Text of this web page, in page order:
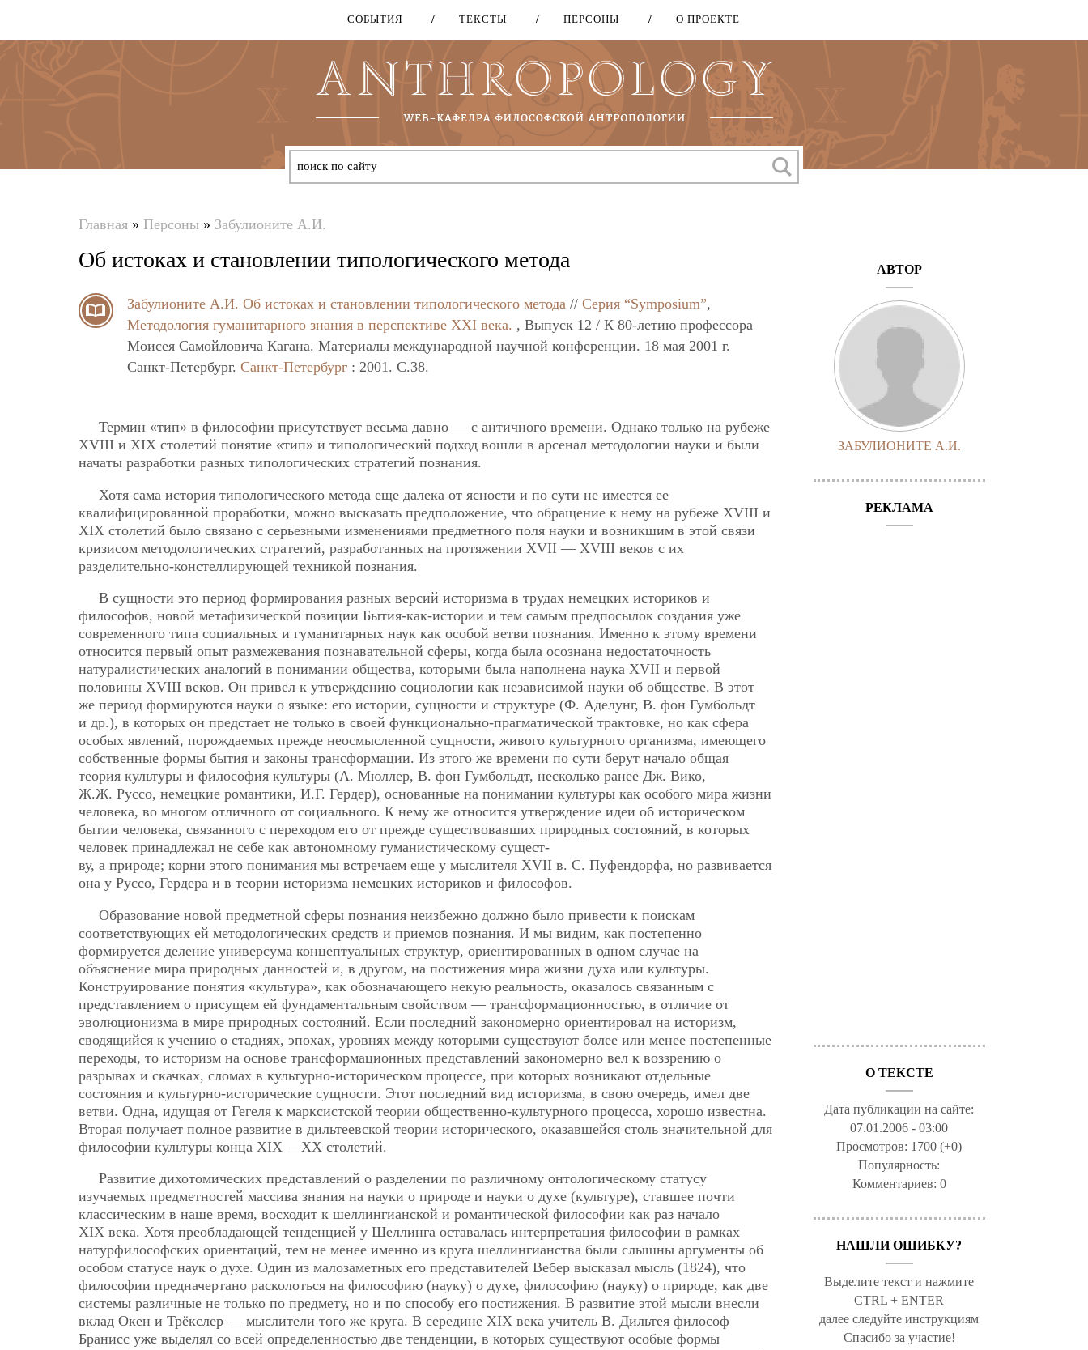
Перейти
основному
содержанию
СОБЫТИЯ ТЕКСТЫ ПЕРСОНЫ О ПРОЕКТЕ
здесь
Главная » Персоны » Забулионите А.И.
Об истоках и становлении типологического метода
Забулионите А.И. Об истоках и становлении типологического метода // Серия “Symposium”,
Методология гуманитарного знания в перспективе XXI века. , Выпуск 12 / К 80-летию профессора
Моисея Самойловича Кагана. Материалы международной научной конференции. 18 мая 2001 г.
Санкт-Петербург. Санкт-Петербург : 2001. C.38.
Термин «тип» в философии присутствует весьма давно — с античного времени. Однако только на рубеже
XVIII и XIX столетий понятие «тип» и типологический подход вошли в арсенал методологии науки и были
начаты разработки разных типологических стратегий познания.
Хотя сама история типологического метода еще далека от ясности и по сути не имеется ее
квалифицированной проработки, можно высказать предположение, что обращение к нему на рубеже XVIII и
XIX столетий было связано с серьезными изменениями предметного поля науки и возникшим в этой связи
кризисом методологических стратегий, разработанных на протяжении XVII — XVIII веков с их
разделительно-констеллирующей техникой познания.
В сущности это период формирования разных версий историзма в трудах немецких историков и
философов, новой метафизической позиции Бытия-как-истории и тем самым предпосылок создания уже
современного типа социальных и гуманитарных наук как особой ветви познания. Именно к этому времени
относится первый опыт размежевания познавательной сферы, когда была осознана недостаточность
натуралистических аналогий в понимании общества, которыми была наполнена наука XVII и первой
половины XVIII веков. Он привел к утверждению социологии как независимой науки об обществе. В этот
же период формируются науки о языке: его истории, сущности и структуре (Ф. Аделунг, В. фон Гумбольдт
и др.), в которых он предстает не только в своей функционально-прагматической трактовке, но как сфера
особых явлений, порождаемых прежде неосмысленной сущности, живого культурного организма, имеющего
собственные формы бытия и законы трансформации. Из этого же времени по сути берут начало общая
теория культуры и философия культуры (А. Мюллер, В. фон Гумбольдт, несколько ранее Дж. Вико,
Ж.Ж. Руссо, немецкие романтики, И.Г. Гердер), основанные на понимании культуры как особого мира жизни
человека, во многом отличного от социального. К нему же относится утверждение идеи об историческом
бытии человека, связанного с переходом его от прежде существовавших природных состояний, в которых
человек принадлежал не себе как автономному гуманистическому сущест-
ву, а природе; корни этого понимания мы встречаем еще у мыслителя XVII в. С. Пуфендорфа, но развивается
она у Руссо, Гердера и в теории историзма немецких историков и философов.
Образование новой предметной сферы познания неизбежно должно было привести к поискам
соответствующих ей методологических средств и приемов познания. И мы видим, как постепенно
формируется деление универсума концептуальных структур, ориентированных в одном случае на
объяснение мира природных данностей и, в другом, на постижения мира жизни духа или культуры.
Конструирование понятия «культура», как обозначающего некую реальность, оказалось связанным с
представлением о присущем ей фундаментальным свойством — трансформационностью, в отличие от
эволюционизма в мире природных состояний. Если последний закономерно ориентировал на историзм,
сводящийся к учению о стадиях, эпохах, уровнях между которыми существуют более или менее постепенные
переходы, то историзм на основе трансформационных представлений закономерно вел к воззрению о
разрывах и скачках, сломах в культурно-историческом процессе, при которых возникают отдельные
состояния и культурно-исторические сущности. Этот последний вид историзма, в свою очередь, имел две
ветви. Одна, идущая от Гегеля к марксистской теории общественно-культурного процесса, хорошо известна.
Вторая получает полное развитие в дильтеевской теории исторического, оказавшейся столь значительной для
философии культуры конца XIX —XX столетий.
Развитие дихотомических представлений о разделении по различному онтологическому статусу
изучаемых предметностей массива знания на науки о природе и науки о духе (культуре), ставшее почти
классическим в наше время, восходит к шеллингианской и романтической философии как раз начало
XIX века. Хотя преобладающей тенденцией у Шеллинга оставалась интерпретация философии в рамках
натурфилософских ориентаций, тем не менее именно из круга шеллингианства были слышны аргументы об
особом статусе наук о духе. Один из малозаметных его представителей Вебер высказал мысль (1824), что
философии предначертано расколоться на философию (науку) о духе, философию (науку) о природе, как две
системы различные не только по предмету, но и по способу его постижения. В развитие этой мысли внесли
вклад Окен и Трёкслер — мыслители того же круга. В середине XIX века учитель В. Дильтея философ
Бранисс уже выделял со всей определенностью две тенденции, в которых существуют особые формы
АВТОР
ЗАБУЛИОНИТЕ А.И.
РЕКЛАМА
О ТЕКСТЕ
Дата публикации на сайте:
07.01.2006 - 03:00
Просмотров: 1700 (+0)
Популярность:
Комментариев: 0
НАШЛИ ОШИБКУ?
Выделите текст и нажмите
CTRL + ENTER
далее следуйте инструкциям
Спасибо за участие!